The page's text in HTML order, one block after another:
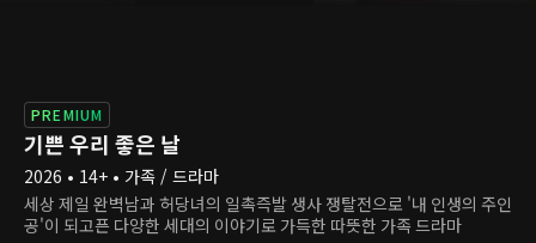
PREMIUM
기쁜 우리 좋은 날
2026 • 14+ • 가족 / 드라마
세상 제일 완벽남과 허당녀의 일촉즉발 생사 쟁탈전으로 '내 인생의 주인
공'이 되고픈 다양한 세대의 이야기로 가득한 따뜻한 가족 드라마